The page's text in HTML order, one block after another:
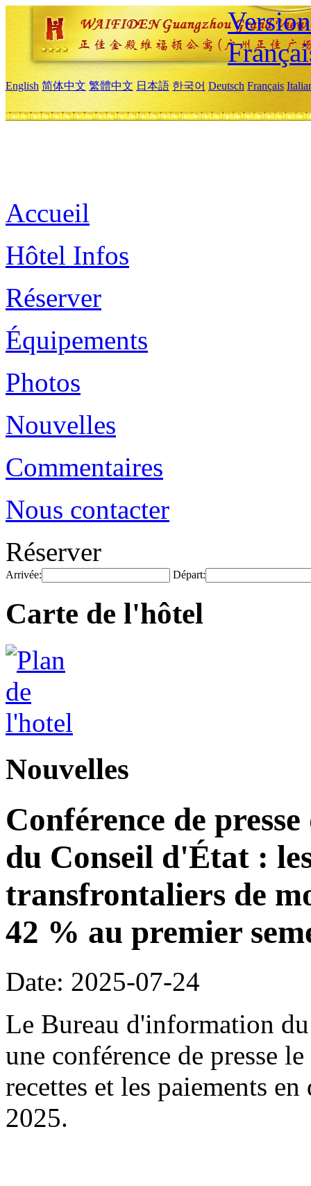
English 简体中文 繁體中文 日本語 한국어 Deutsch Français
Accueil
Hôtel Infos
Réserver
Équipements
Photos
Nouvelles
Commentaires
Nous contacter
Réserver
Arrivée: Départ:
Carte de l'hôtel
Nouvelles
Conférence de
du Conseil d'État :
transfrontaliers de
42 % au premier
Date: 2025-07-24
Le Bureau d'information
une conférence de presse
recettes et les paiements
2025.